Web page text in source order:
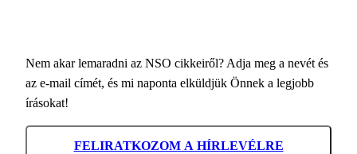
Nem akar lemaradni az NSO cikkeiről? Adja meg a nevét és
az e-mail címét, és mi naponta elküldjük Önnek a legjobb
írásokat!
FELIRATKOZOM A HÍRLEVÉLRE